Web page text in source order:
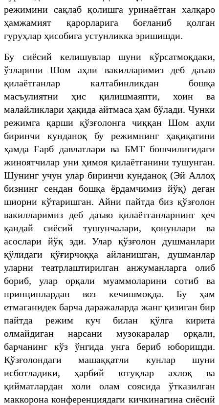
режимини сақлаб қолишга уринаётган халқаро
ҳамжамият қарорларига боғланиб қолган
гуруҳлар ҳисобига устунликка эришишди.
Бу сиёсий келишувлар шуни кўрсатмоқдаки,
ўзларини Шом аҳли вакилларимиз деб даъво
қилаётганлар калтабинликдан бошқа
масъулиятни ҳис қилишмаяпти, хоин ва
малайликлари ҳақида айтмаса ҳам бўлади. Чунки
режимга қарши қўзғолонга чиққан Шом аҳли
биринчи кунданоқ бу режимнинг ҳақиқатини
ҳамда Ғарб давлатлари ва БМТ бошчилигидаги
жиноятчилар уни ҳимоя қилаётганини тушунган.
Шунинг учун улар биринчи кунданоқ (Эй Аллоҳ
бизнинг сендан бошқа ёрдамчимиз йўқ) деган
шиорни кўтаришган. Айни пайтда биз қўзғолон
вакилларимиз деб даъво қилаётганларнинг ҳеч
қандай сиёсий тушунчалари, қонунлари ва
асослари йўқ эди. Улар қўзғолон душманлари
қўлидаги қўғирчоққа айланишган, душманлар
уларни театрлаштирилган анжуманларга олиб
бориб, улар орқали муаммоларини сотиб ва
принциплардан воз кечишмоқда. Бу ҳам
етмаганидек барча даражаларда жанг қизиган бир
пайтда режим куч билан қўлга кирита
олмайдиган нарсани музокаралар орқали,
барчанинг кўз ўнгида унга бериб юборишди.
Қўзғолондаги машаққатли кунлар шуни
исботладики, ҳарбий ютуқлар ахлоқ ва
қийматлардан холи олам соясида ўтказилган
маккорона конференциядаги кичкинагина сиёсий